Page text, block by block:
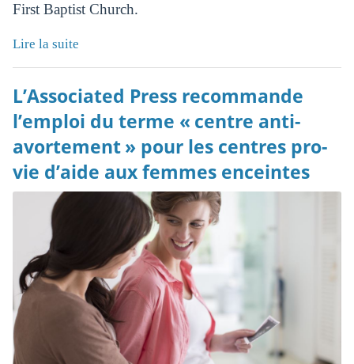
First Baptist Church.
Lire la suite
L’Associated Press recommande
l’emploi du terme « centre anti-
avortement » pour les centres pro-
vie d’aide aux femmes enceintes